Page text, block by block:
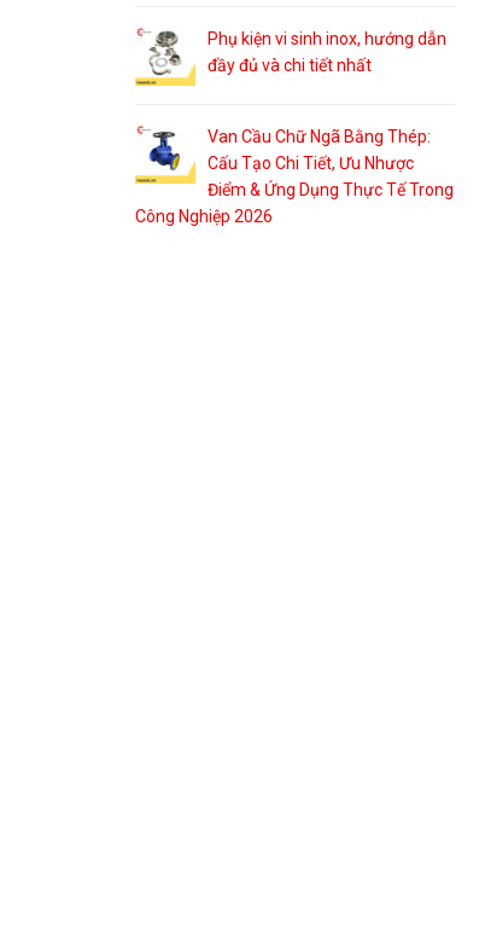
Phụ kiện vi sinh inox, hướng dẫn
đầy đủ và chi tiết nhất
Van Cầu Chữ Ngã Bằng Thép:
Cấu Tạo Chi Tiết, Ưu Nhược
Điểm & Ứng Dụng Thực Tế Trong
Công Nghiệp 2026